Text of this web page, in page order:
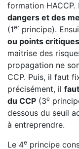
formation HACCP.
dangers et des
(1erprincipe).
ou points
maitrise des
propagation ne
CCP. Puis, il faut
précisément, il
du CCP (3e
dessous du seuil
à entreprendre.
Le 4e principe